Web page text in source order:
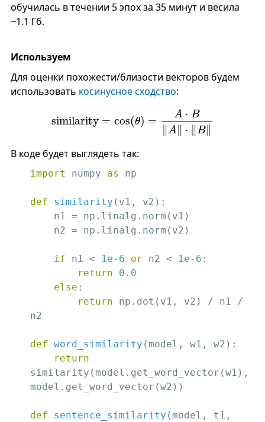
обучилась в течении 5 эпох за 35 минут и весила
~1.1 Гб.
Используем
Для оценки похожести/близости векторов будем
использовать косинусное сходство:
similarity = cos(θ) =
A ⋅ B
A ⋅ B∥
A‖ ‖B
В коде будет выглядеть так:
import numpy as np
def similarity (v1, v2) :
if n1 < 1e-6 or n2 < 1e-6 :
return
0.0
else :
return np.dot(v1, v2) / n1 /
n2
def word_similarity (model, w1, w2) :
return
similarity(model.get_word_vector(w1),
model.get_word_vector(w2))
def sentence_similarity (model, t1,